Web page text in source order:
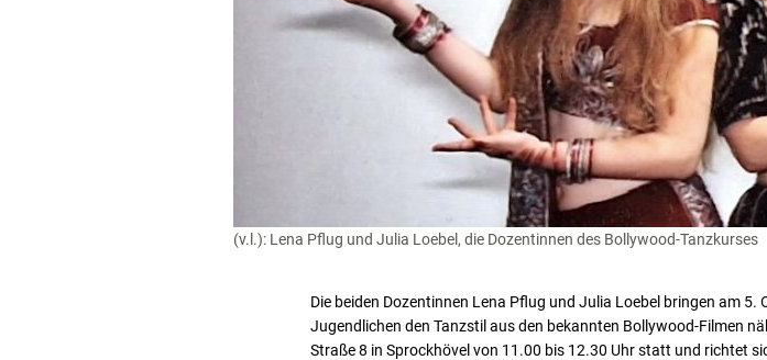
(v.l.): Lena Pflug und Julia Loebel, die Dozentinnen des Bollywood-Tanzkurses
Die beiden Dozentinnen Lena Pflug und Julia Loebel bringen am
Jugendlichen den Tanzstil aus den bekannten Bollywood-Filmen
Straße 8 in Sprockhövel von 11.00 bis 12.30 Uhr statt und richtet